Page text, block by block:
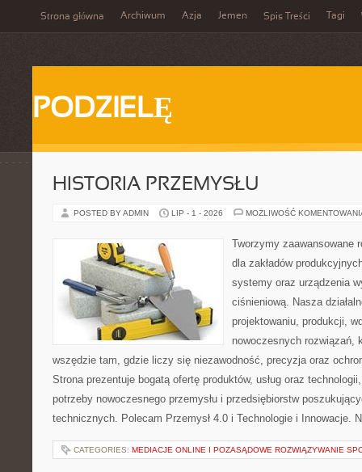
Strona główna Archiwum Azja Jemen Spis Treści Tagi
PODZIELĘ
HISTORIA PRZEMYSŁU
POSTED BY ADMIN LIP - 1 - 2026 MOŻLIWOŚĆ
Tworzymy zaawansowane
dla zakładów
systemy oraz urządzenia
ciśnieniową. Nasza
projektowaniu, produkcji,
nowoczesnych rozwiązań,
wszędzie tam, gdzie liczy się niezawodność, precyzja oraz
Strona prezentuje bogatą ofertę produktów, usług oraz
potrzeby nowoczesnego przemysłu i przedsiębiorstw
technicznych. Polecam Przemysł 4.0 i Technologie i Innowacje.
CATEGORIES: MEDIACJE ONLINE I POZASĄDOWE ROZWIĄZYWANIE